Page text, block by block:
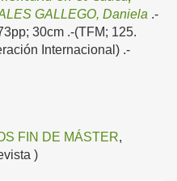
GALLEGO, Daniela .-
30cm .-(TFM; 125.
Internacional) .-
FIN DE MÁSTER,
)